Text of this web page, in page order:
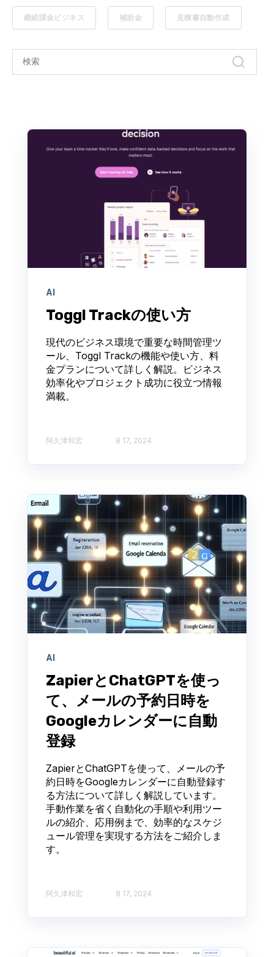
継続課金ビジネス 補助金 見積書自動作成
AI
Toggl Trackの使い方
現代のビジネス環境で重要な時間管理ツ
ール、Toggl Trackの機能や使い方、料
金プランについて詳しく解説。ビジネス
効率化やプロジェクト成功に役立つ情報
満載。
阿久津和宏 8 17, 2024
AI
ZapierとChatGPTを使っ
て、メールの予約日時を
Googleカレンダーに自動
登録
ZapierとChatGPTを使って、メールの予
約日時をGoogleカレンダーに自動登録す
る方法について詳しく解説しています。
手動作業を省く自動化の手順や利用ツー
ルの紹介、応用例まで、効率的なスケジ
ュール管理を実現する方法をご紹介しま
す。
阿久津和宏 8 17, 2024